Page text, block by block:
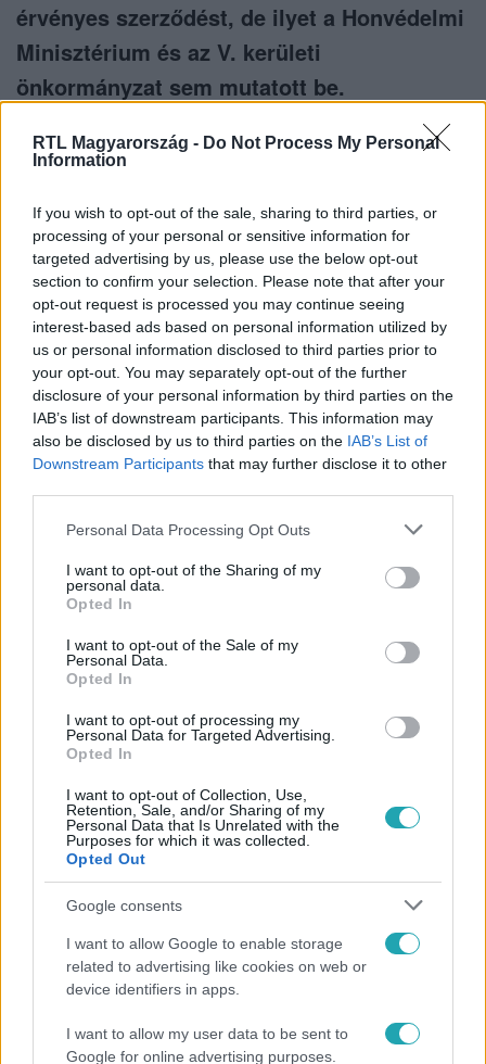
RTL Magyarország - Do Not Process My Personal
Information
If you wish to opt-out of the sale, sharing to third parties, or
processing of your personal or sensitive information for
targeted advertising by us, please use the below opt-out
section to confirm your selection. Please note that after your
opt-out request is processed you may continue seeing
interest-based ads based on personal information utilized by
us or personal information disclosed to third parties prior to
your opt-out. You may separately opt-out of the further
disclosure of your personal information by third parties on the
IAB’s list of downstream participants. This information may
also be disclosed by us to third parties on the IAB’s List of
Downstream Participants that may further disclose it to other
Please note that this website/app uses one or more Google
not limited to your visit or usage behaviour. You may click to
grant or deny consent to Google and its third-party tags to
use your data for below specified purposes in below Google
consent section.
Personal Data Processing Opt Outs
I want to opt-out of the Sharing of my
personal data.
Opted In
I want to opt-out of the Sale of my
Personal Data.
Opted In
I want to opt-out of processing my
Personal Data for Targeted Advertising.
Opted In
I want to opt-out of Collection, Use,
Retention, Sale, and/or Sharing of my
Personal Data that Is Unrelated with the
Purposes for which it was collected.
Opted Out
Google consents
I want to allow Google to enable storage
related to advertising like cookies on web or
device identifiers in apps.
I want to allow my user data to be sent to
Google for online advertising purposes.
érvényes szerződést, de ilyet a Honvédelmi
Minisztérium és az V. kerületi
önkormányzat sem mutatott be.
Itt állítsd be, hogy az RTL.hu az elsők között
legyen a Google-találatokban!
Kövess minket, és értesülj a friss hírekről a
Facebookon is!
ROGÁN ANTAL # SZENTGYÖRGYVÖLGYI PÉTER
HENDE CSABA #HONVÉDELMI MINISZTÉRIUM
Népszerű